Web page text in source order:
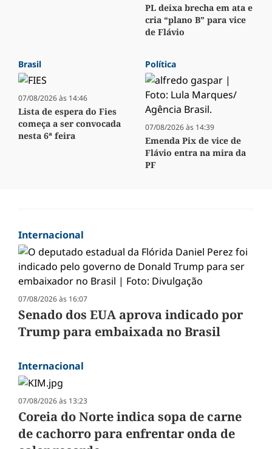
PL deixa brecha em ata e
cria “plano B” para vice
de Flávio
Brasil
07/08/2026 às 14:46
Lista de espera do Fies
começa a ser convocada
nesta 6ª feira
Política
07/08/2026 às 14:39
Emenda Pix de vice de
Flávio entra na mira da
PF
Internacional
07/08/2026 às 16:07
Senado dos EUA aprova indicado por
Trump para embaixada no Brasil
Internacional
07/08/2026 às 13:23
Coreia do Norte indica sopa de carne
de cachorro para enfrentar onda de